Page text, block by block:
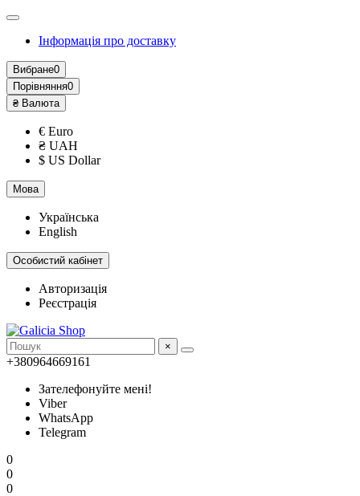
Інформація про доставку
Вибране0
Порівняння0
₴ Валюта
€ Euro
₴ UAH
$ US Dollar
Мова
Українська
English
Особистий кабінет
Авторизація
Реєстрація
×
+380964669161
Зателефонуйте мені!
Viber
WhatsApp
Telegram
0
0
0